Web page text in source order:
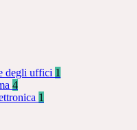
degli uffici 1
4
1